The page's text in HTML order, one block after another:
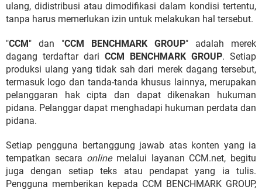
ulang, didistribusi atau dimodifikasi dalam kondisi tertentu,
tanpa harus memerlukan izin untuk melakukan hal tersebut.
"CCM" dan "CCM BENCHMARK GROUP" adalah merek
dagang terdaftar dari CCM BENCHMARK GROUP. Setiap
produksi ulang yang tidak sah dari merek dagang tersebut,
termasuk logo dan tanda-tanda khusus lainnya, merupakan
pelanggaran hak cipta dan dapat dikenakan hukuman
pidana. Pelanggar dapat menghadapi hukuman perdata dan
pidana.
Setiap pengguna bertanggung jawab atas konten yang ia
tempatkan secara onlinemelalui layanan CCM.net, begitu
juga dengan setiap teks atau pendapat yang ia tulis.
Pengguna memberikan kepada CCM BENCHMARK GROUP,